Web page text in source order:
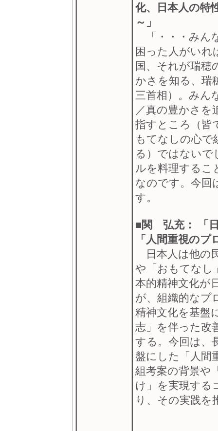
化、日本人の特
～」
「・・・みん
困った人がいれ
国、それが瑞穂
かさを知る、瑞
三首相）。みん
／真の豊かさを
指すところ（皆
もてなしの心で
る）ではないで
ルを料理するこ
なのです。今回
す。
■関 弘充： 「
「人間重視の
日本人は他の
や「おもてなし
本的精神文化が
が、組織的なプ
精神文化を基盤
志」を伴った改
する。今回は、
盤にした「人間
組考案の背景や
け」を実現する
り、その実践を